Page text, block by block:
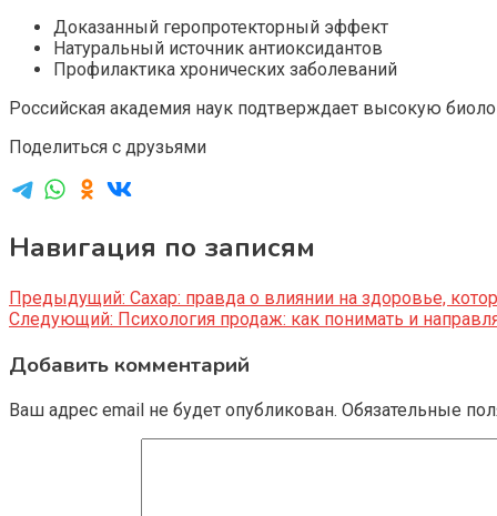
Доказанный геропротекторный эффект
Натуральный источник антиоксидантов
Профилактика хронических заболеваний
Российская академия наук подтверждает высокую
Поделиться с друзьями
Навигация по записям
Предыдущий: Сахар: правда о влиянии на здоровье,
Следующий: Психология продаж: как понимать и
Добавить комментарий
Ваш адрес email не будет опубликован. Обязательные